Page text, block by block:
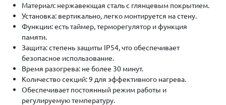
Материал: нержавеющая сталь с глянцевым покрытием.
Установка: вертикально, легко монтируется на стену.
Функции: есть таймер, терморегулятор и функция
памяти.
Защита: степень защиты IP54, что обеспечивает
безопасное использование.
Время разогрева: не более 30 минут.
Количество секций: 9 для эффективного нагрева.
Обеспечивает постоянный режим работы и
регулируемую температуру.